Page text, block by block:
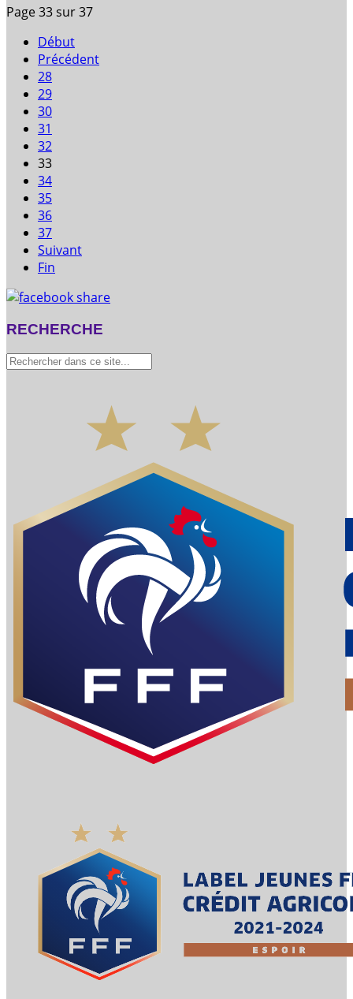
Page 33 sur 37
Début
Précédent
28
29
30
31
32
33
34
35
36
37
Suivant
Fin
RECHERCHE